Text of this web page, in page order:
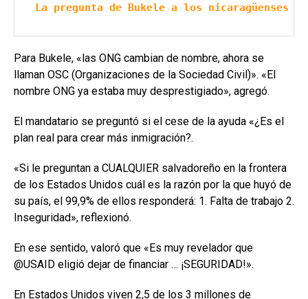
La pregunta de Bukele a los nicaragüenses
Para Bukele, «las ONG cambian de nombre, ahora se
llaman OSC (Organizaciones de la Sociedad Civil)». «El
nombre ONG ya estaba muy desprestigiado», agregó.
El mandatario se preguntó si el cese de la ayuda «¿Es el
plan real para crear más inmigración?.
«Si le preguntan a CUALQUIER salvadoreño en la frontera
de los Estados Unidos cuál es la razón por la que huyó de
su país, el 99,9% de ellos responderá: 1. Falta de trabajo 2.
Inseguridad», reflexionó.
En ese sentido, valoró que «Es muy revelador que
@USAID eligió dejar de financiar … ¡SEGURIDAD!».
En Estados Unidos viven 2,5 de los 3 millones de